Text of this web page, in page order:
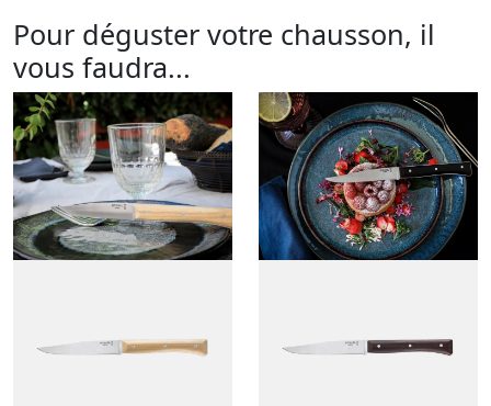
Pour déguster votre chausson, il
vous faudra...